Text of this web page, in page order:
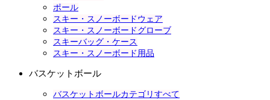
ポール
スキー・スノーボードウェア
スキー・スノーボードグローブ
スキーバッグ・ケース
スキー・スノーボード用品
バスケットボール
バスケットボールカテゴリすべて